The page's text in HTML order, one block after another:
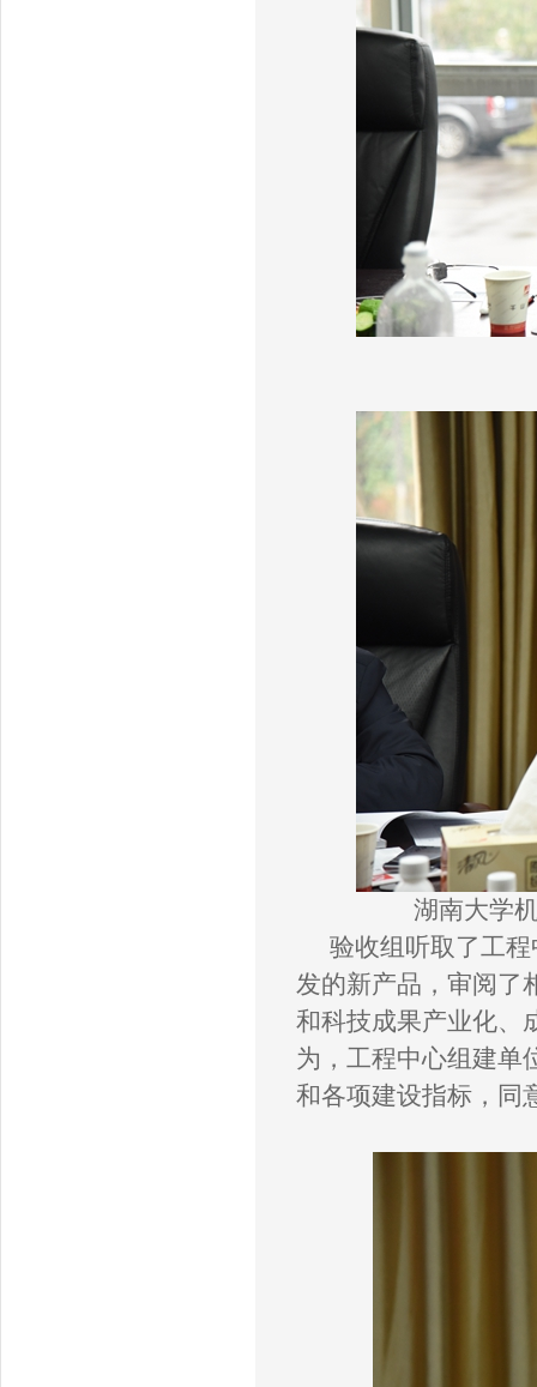
湖南大学
验收组听取了工
发的新产品，审阅了
和科技成果产业化、
为 ， 工程中心组建单
和各项建设指标 ， 同